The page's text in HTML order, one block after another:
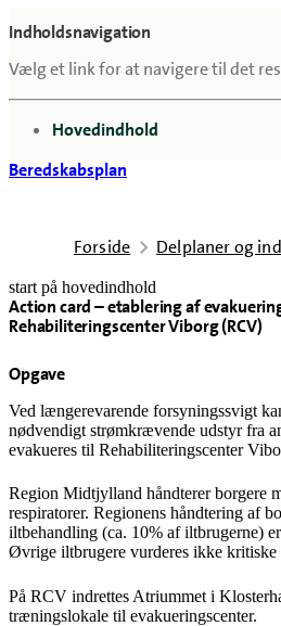
Indholdsnavigation
Vælg et link for at navigere til det
gå til
Hovedindhold
Beredskabsplan
Forside Delplaner og
start på hovedindhold
Action card – etablering af
Rehabiliteringscenter Viborg (RCV)
senest opdateret 14. juli 2026
Opgave
Ved længerevarende forsyningssvigt
nødvendigt strømkrævende udstyr fra
evakueres til Rehabiliteringscenter
Region Midtjylland håndterer borgere
respiratorer. Regionens håndtering af b
iltbehandling (ca. 10% af iltbrugerne)
Øvrige iltbrugere vurderes ikke kritiske
På RCV indrettes Atriummet i
træningslokale til evakueringscenter.